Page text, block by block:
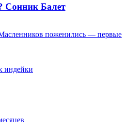
Сонник Балет
поженились — первые
индейки